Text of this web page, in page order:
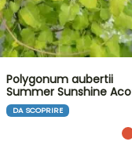
Polygonum aubertii
Summer Sunshine
DA SCOPRIRE